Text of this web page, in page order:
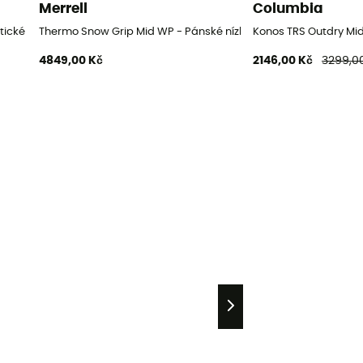
boty
Merrell
Thermo Snow Grip Mid WP - Pánské nízké turistické boty
4849,00 Kč
Columbia
Konos TRS Outdry
2146,00 Kč